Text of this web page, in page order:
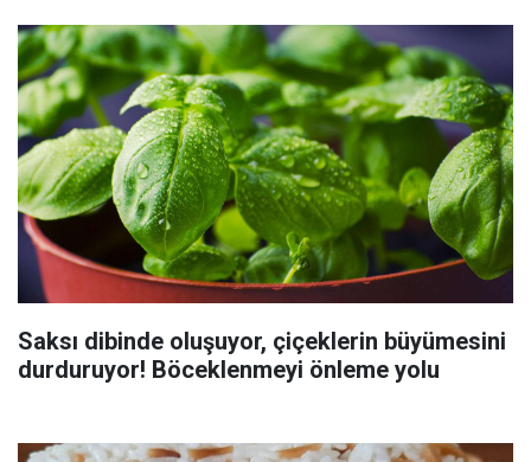
Saksı dibinde oluşuyor, çiçeklerin büyümesini
durduruyor! Böceklenmeyi önleme yolu